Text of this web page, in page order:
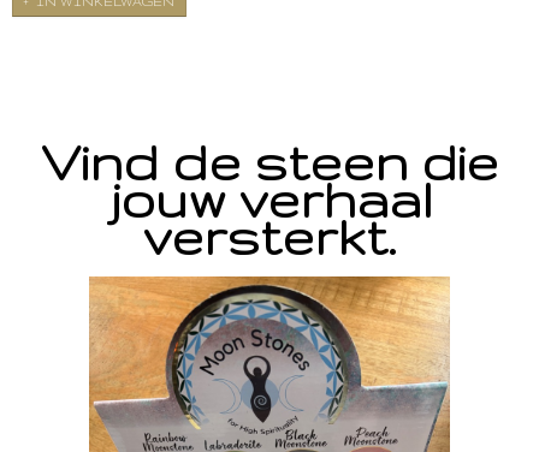
Vind de steen die
jouw verhaal
versterkt.